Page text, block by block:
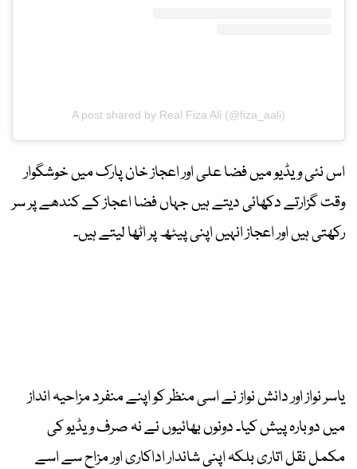
A post shared by Real Fiza Ali (@fiza_aali)
اس نئی ویڈیو میں فضا علی اور اعجاز خان پارک میں خوشگوار
وقت گزارتے دکھائی دیتے ہیں جہاں فضا اعجاز کے کندھے پر سر
رکھتی ہیں اور اعجاز انہیں اپنی پیٹھ پر اٹھا لیتے ہیں۔
یاسر نواز اور دانش نواز نے اسی منظر کو اپنے منفرد مزاحیہ انداز
میں دوبارہ پیش کیا۔ دونوں بھائیوں نے نہ صرف ویڈیو کی
مکمل نقل اتاری بلکہ اپنی شاندار اداکاری اور مزاح سے اسے